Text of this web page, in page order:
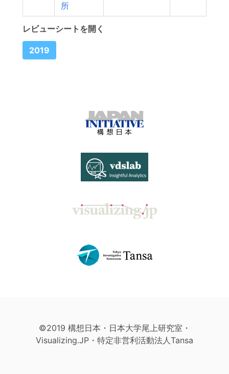
所
レビューシートを開く
2019
©2019 構想日本・日本大学尾上研究室・
Visualizing.JP・特定非営利活動法人Tansa